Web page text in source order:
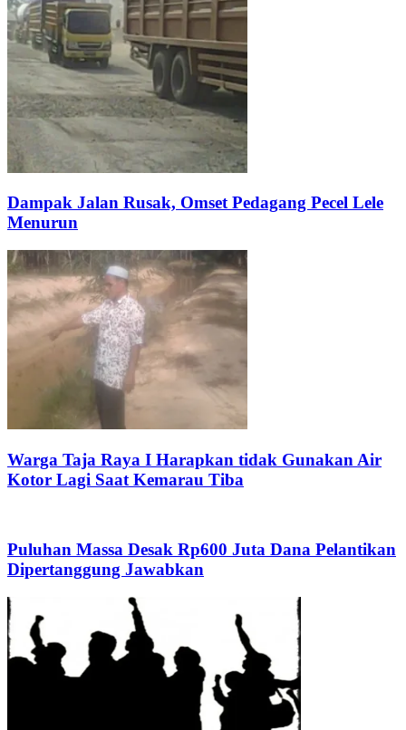
Dampak Jalan Rusak, Omset Pedagang Pecel Lele
Menurun
Warga Taja Raya I Harapkan tidak Gunakan Air
Kotor Lagi Saat Kemarau Tiba
Puluhan Massa Desak Rp600 Juta Dana Pelantikan
Dipertanggung Jawabkan